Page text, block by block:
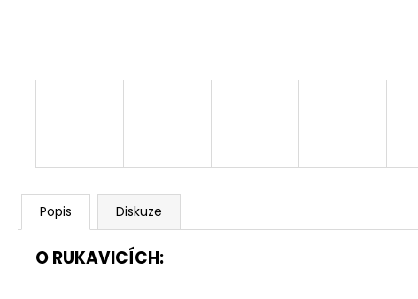
Popis Diskuze
O RUKAVICÍCH: